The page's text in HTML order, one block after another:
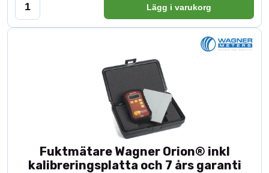
Lägg i varukorg
Fuktmätare Wagner Orion® inkl
kalibreringsplatta och 7 års garanti